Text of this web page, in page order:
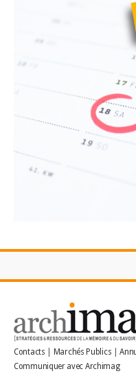
Contacts Marchés Publics |
Communiquer avec Archimag